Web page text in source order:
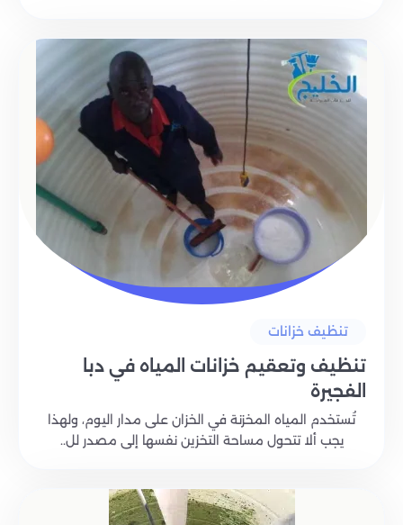
تنظيف خزانات
تنظيف وتعقيم خزانات المياه في دبا
الفجيرة
تُستخدم المياه المخزنة في الخزان على مدار اليوم، ولهذا
يجب ألا تتحول مساحة التخزين نفسها إلى مصدر لل..